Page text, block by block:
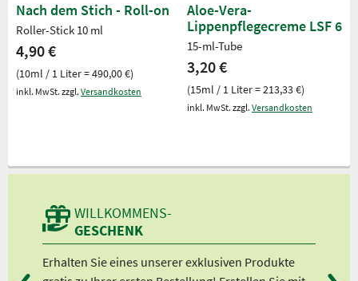
Nach dem Stich - Roll-on
Roller-Stick 10 ml
4,90 €
(10ml / 1 Liter = 490,00 €)
inkl. MwSt. zzgl. Versandkosten
Aloe-Vera-
Lippenpflegecreme LSF 6
15-ml-Tube
3,20 €
(15ml / 1 Liter = 213,33 €)
inkl. MwSt. zzgl. Versandkosten
WILLKOMMENS-
GESCHENK
Erhalten Sie eines unserer exklusiven Produkte